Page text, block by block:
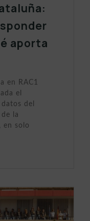
aporta
en RAC1
el
del
la
en solo